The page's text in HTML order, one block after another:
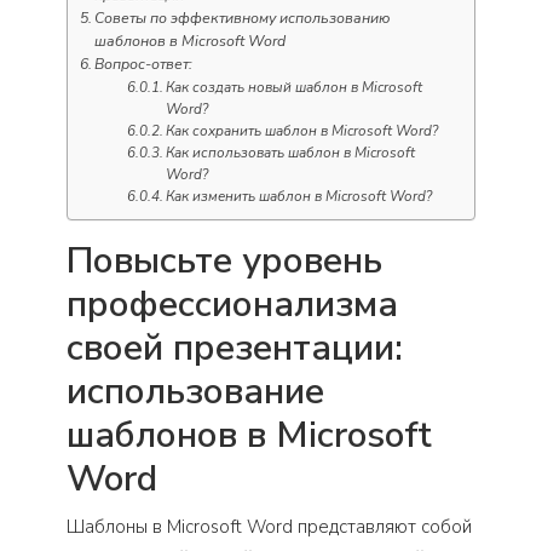
Советы по эффективному использованию
шаблонов в Microsoft Word
Вопрос-ответ:
Как создать новый шаблон в Microsoft
Word?
Как сохранить шаблон в Microsoft Word?
Как использовать шаблон в Microsoft
Word?
Как изменить шаблон в Microsoft Word?
Повысьте уровень
профессионализма
своей презентации:
использование
шаблонов в Microsoft
Word
Шаблоны в Microsoft Word представляют собой